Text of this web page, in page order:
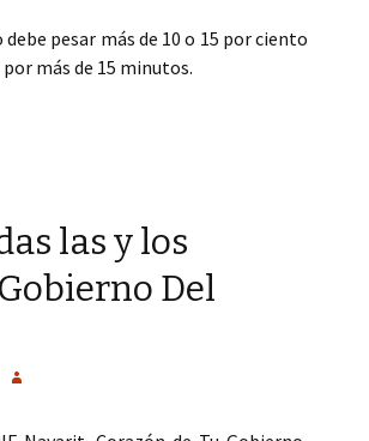
pesar más de 10 o 15 por ciento
más de 15 minutos.
facilita su adaptación en regreso a clases
las y los
Del